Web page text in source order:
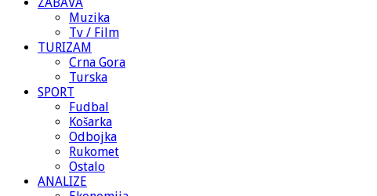
Muzika
Tv / Film
TURIZAM
Crna Gora
Turska
SPORT
Fudbal
Košarka
Odbojka
Rukomet
Ostalo
ANALIZE